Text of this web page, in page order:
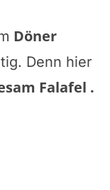
Döner
Denn hier
Falafel .